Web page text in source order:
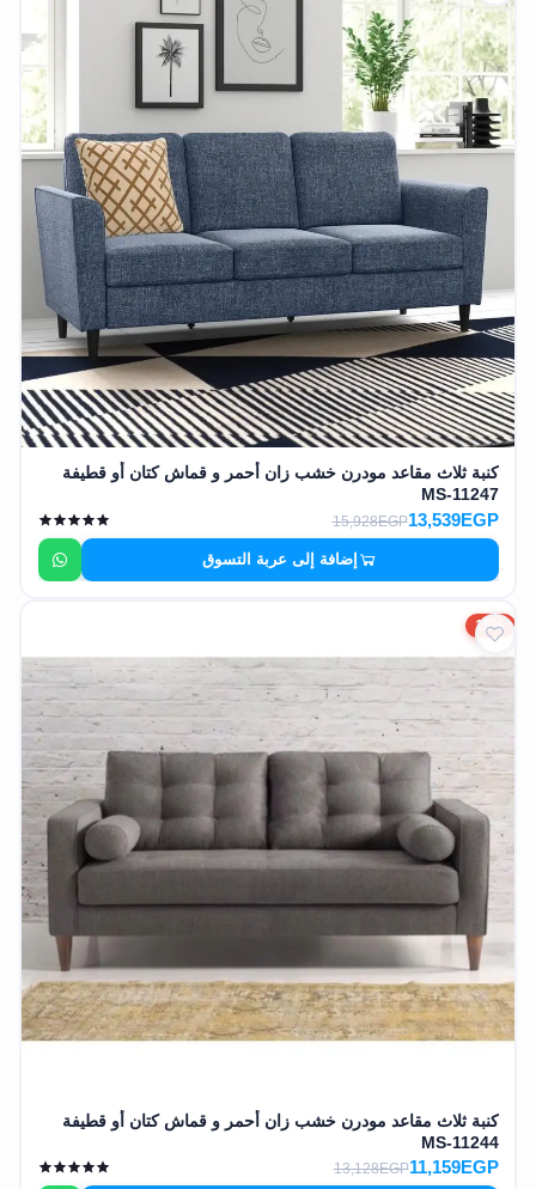
كنبة ثلاث مقاعد مودرن خشب زان أحمر و قماش كتان أو قطيفة
MS-11247
13,539EGP
15,928EGP
إضافة إلى عربة التسوق
15%
كنبة ثلاث مقاعد مودرن خشب زان أحمر و قماش كتان أو قطيفة
MS-11244
11,159EGP
13,128EGP